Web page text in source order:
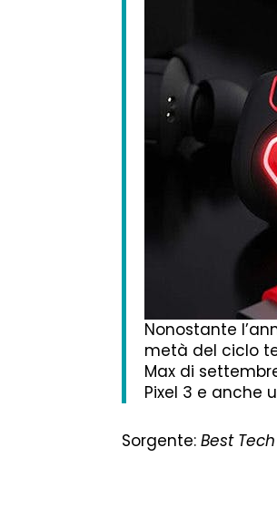
Nonostante
metà del ciclo
Max di
Pixel 3 e anche
Sorgente:Best